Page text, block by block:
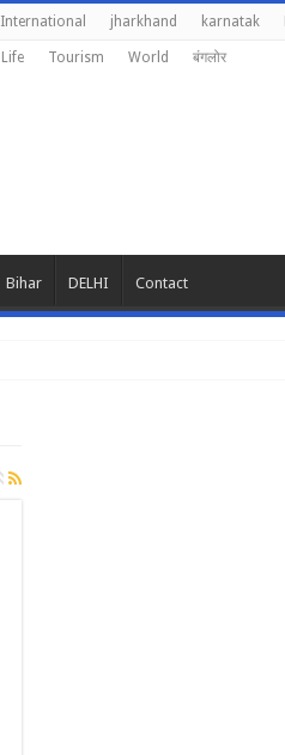
International jharkhand karnatak
Life Tourism World बंगलोर
Bihar DELHI Contact